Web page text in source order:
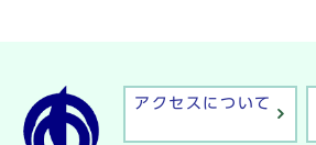
アクセスについて